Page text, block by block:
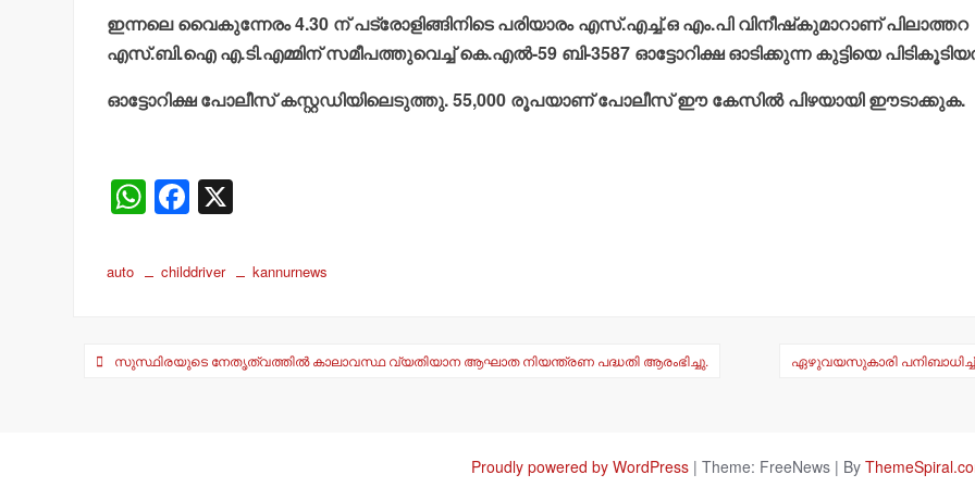
ഇന്നലെ വൈകുന്നേരം 4.30 ന് പട്രോളിങ്ങിനിടെ പരിയാരം എസ്.എച്ച്.ഒ എം.പി വിനീഷ്‌കുമാറാണ് പിലാത്തറ
എസ്.ബി.ഐ എ.ടി.എമ്മിന് സമീപത്തുവെച്ച് കെ.എല്‍-59 ബി-3587 ഓട്ടോറിക്ഷ ഓടിക്കുന്ന കുട്ടിയെ
ഓട്ടോറിക്ഷ പോലീസ് കസ്റ്റഡിയിലെടുത്തു. 55,000 രൂപയാണ് പോലീസ് ഈ കേസില്‍ പിഴയായി ഈടാക്കുക.
W
h
at
p
F
a
c
o
auto childdriver kannurnews
Postസുസ്ഥിരയുടെ നേതൃത്വത്തില്‍ കാലാവസ്ഥ വ്യതിയാന ആഘാത നിയന്ത്രണ പദ്ധതി ആരംഭിച്ചു. ഏഴുവയസുകാരി പനിബാധിച്ച്
Proudly powered by WordPress | Theme: FreeNews | By